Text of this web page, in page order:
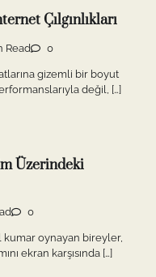
Çılgınlıkları
Read 0
gizemli bir boyut
değil, […]
Üzerindeki
0
kumar oynayan bireyler,
ekran karşısında […]